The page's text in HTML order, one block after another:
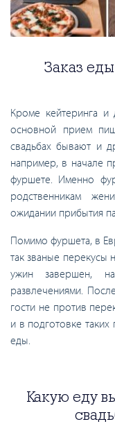
Заказ
Кроме кейтеринга и
основной прием
свадьбах бывают и
например, в начале
фуршете. Именно
родственникам
ожидании прибытия
Помимо фуршета, в
так званые перекусы
ужин завершен,
развлечениями.
гости не против
и в подготовке
еды.
Какую еду